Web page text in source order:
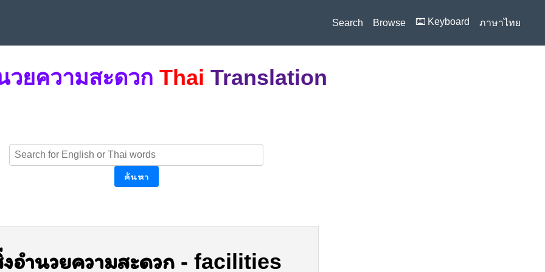
Search Browse ⌨️ Keyboard ภาษาไทย
วยความสะดวก Thai Translation
ค้นหา
อำนวยความสะดวก- facilities